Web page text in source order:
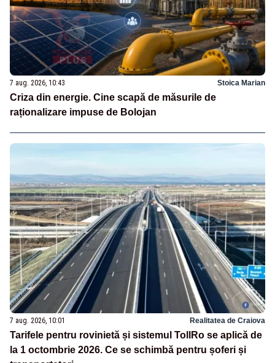
7 aug. 2026, 10:43 Stoica Marian
Criza din energie. Cine scapă de măsurile de
raționalizare impuse de Bolojan
7 aug. 2026, 10:01 Realitatea de Craiova
Tarifele pentru rovinietă și sistemul TollRo se aplică de
la 1 octombrie 2026. Ce se schimbă pentru șoferi și